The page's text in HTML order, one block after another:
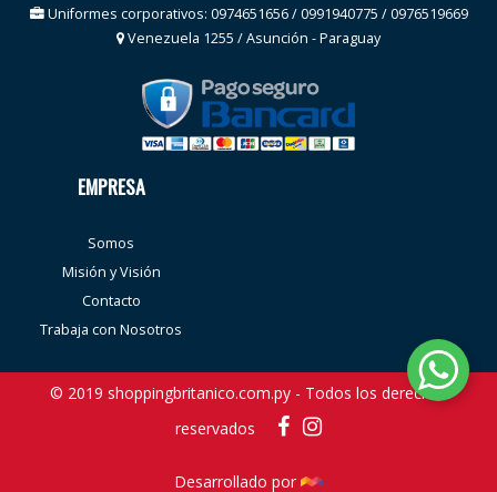
Uniformes corporativos: 0974651656 / 0991940775 / 0976519669
Venezuela 1255 / Asunción - Paraguay
EMPRESA
Somos
Misión y Visión
Contacto
Trabaja con Nosotros
© 2019 shoppingbritanico.com.py - Todos los derechos
reservados
Desarrollado por